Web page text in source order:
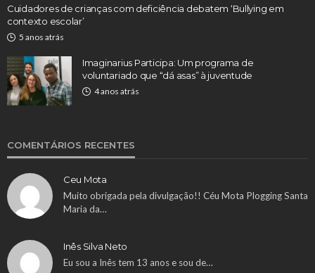
Cuidadores de crianças com deficiência debatem ‘Bullying em
contexto escolar’
5 anos atrás
Imaginarius Participa: Um programa de
voluntariado que “dá asas” à juventude
4 anos atrás
COMENTÁRIOS RECENTES
Ceu Mota
Muito obrigada pela divulgação!! Céu Mota Plogging Santa
Maria da…
Inês Silva Neto
Eu sou a Inês tem 13 anos e sou de…